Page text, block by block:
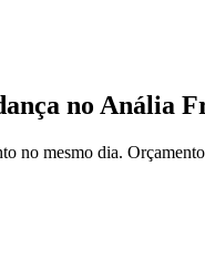
no Anália
no mesmo dia.